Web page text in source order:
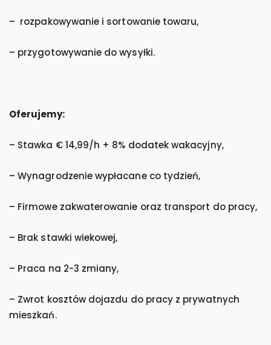
– rozpakowywanie i sortowanie towaru,
– przygotowywanie do wysyłki.
Oferujemy:
– Stawka € 14,99/h + 8% dodatek wakacyjny,
– Wynagrodzenie wypłacane co tydzień,
– Firmowe zakwaterowanie oraz transport do pracy,
– Brak stawki wiekowej,
– Praca na 2-3 zmiany,
– Zwrot kosztów dojazdu do pracy z prywatnych
mieszkań.